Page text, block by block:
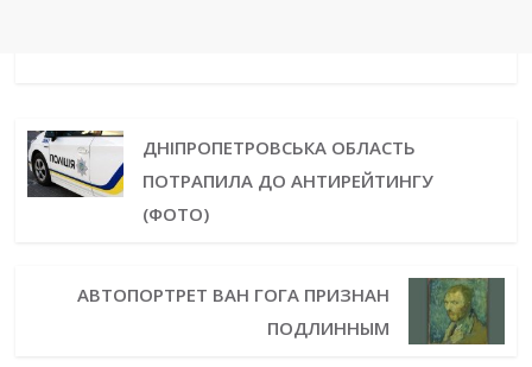
ДНІПРОПЕТРОВСЬКА ОБЛАСТЬ
ПОТРАПИЛА ДО АНТИРЕЙТИНГУ
(ФОТО)
АВТОПОРТРЕТ ВАН ГОГА ПРИЗНАН
ПОДЛИННЫМ